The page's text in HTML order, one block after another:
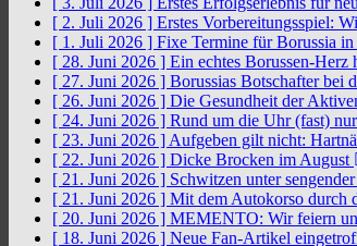
[ 2. Juli 2026 ] Erstes Vorbereitungsspiel:
[ 1. Juli 2026 ] Fixe Termine für Borussia
[ 28. Juni 2026 ] Ein echtes Borussen-Herz
[ 27. Juni 2026 ] Borussias Botschafter bei
[ 26. Juni 2026 ] Die Gesundheit der
[ 24. Juni 2026 ] Rund um die Uhr (fast)
[ 23. Juni 2026 ] Aufgeben gilt nicht:
[ 22. Juni 2026 ] Dicke Brocken im August
[ 21. Juni 2026 ] Schwitzen unter
[ 21. Juni 2026 ] Mit dem Autokorso durch
[ 20. Juni 2026 ] MEMENTO: Wir feiern
[ 18. Juni 2026 ] Neue Fan-Artikel